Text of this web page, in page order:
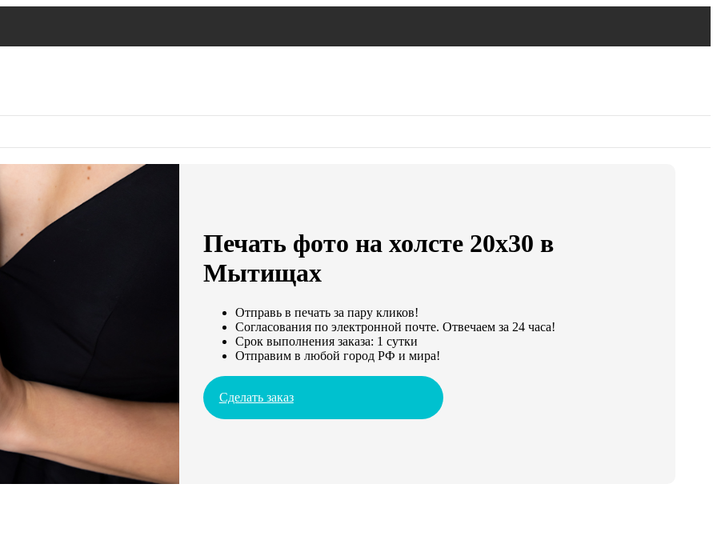
Печать фото на холсте 20х30 в
Мытищах
Отправь в печать за пару кликов!
Согласования по электронной почте. Отвечаем за 24 часа!
Срок выполнения заказа: 1 сутки
Отправим в любой город РФ и мира!
Сделать заказ